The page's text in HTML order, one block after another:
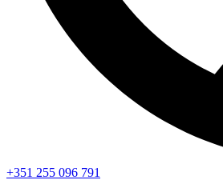
+351 255 096 791